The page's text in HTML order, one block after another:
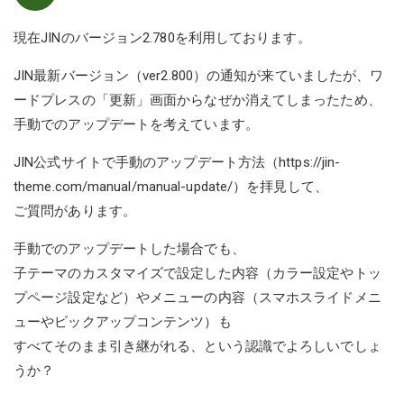
現在JINのバージョン2.780を利用しております。
JIN最新バージョン（ver2.800）の通知が来ていましたが、ワ
ードプレスの「更新」画面からなぜか消えてしまったため、
手動でのアップデートを考えています。
JIN公式サイトで手動のアップデート方法（https://jin-
theme.com/manual/manual-update/）を拝見して、
ご質問があります。
手動でのアップデートした場合でも、
子テーマのカスタマイズで設定した内容（カラー設定やトッ
プページ設定など）やメニューの内容（スマホスライドメニ
ューやピックアップコンテンツ）も
すべてそのまま引き継がれる、という認識でよろしいでしょ
うか？